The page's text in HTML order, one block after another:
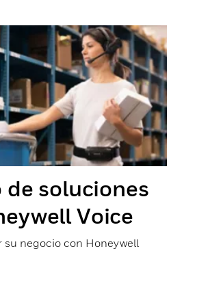
de soluciones
Voice
su negocio con Honeywell